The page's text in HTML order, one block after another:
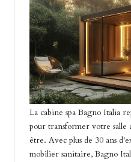
La cabine spa Bagno Italia
pour transformer votre salle
être. Avec plus de 30 ans
mobilier sanitaire, Bagno